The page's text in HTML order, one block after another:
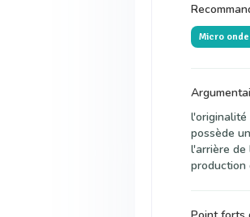
Micro
l'originalité
possède
l'arrière
production